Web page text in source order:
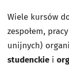
Wiele kursów
zespołem,
unijnych)
studenckie i